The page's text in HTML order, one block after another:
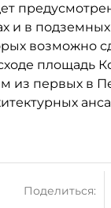
и в
возможно
площадь
из первых в
Поделиться: